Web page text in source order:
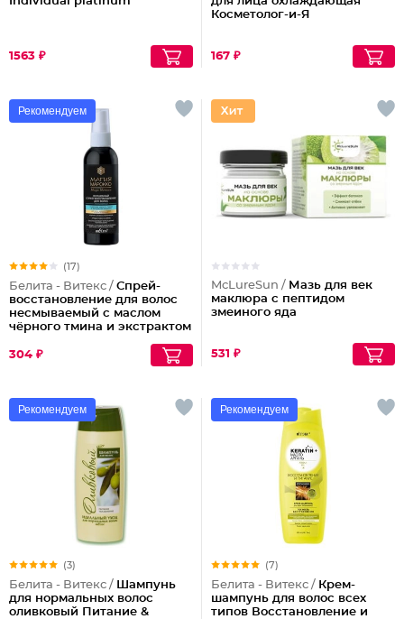
1563 ₽
Косметолог-и-Я
167 ₽
Рекомендуем
(17)
Белита - Витекс / Спрей-
восстановление для волос
несмываемый с маслом
чёрного тмина и экстрактом
304 ₽
McLureSun / Мазь для век
маклюра с пептидом
змеиного яда
531 ₽
Рекомендуем
(3)
Белита - Витекс / Шампунь
для нормальных волос
оливковый Питание &
Рекомендуем
(7)
Белита - Витекс / Крем-
шампунь для волос всех
типов Восстановление и